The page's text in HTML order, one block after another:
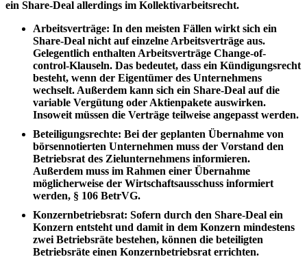
ein Share-Deal allerdings im Kollektivarbeitsrecht.
Arbeitsverträge: In den meisten Fällen wirkt sich ein
Share-Deal nicht auf einzelne Arbeitsverträge aus.
Gelegentlich enthalten Arbeitsverträge Change-of-
control-Klauseln. Das bedeutet, dass ein Kündigungsrecht
besteht, wenn der Eigentümer des Unternehmens
wechselt. Außerdem kann sich ein Share-Deal auf die
variable Vergütung oder Aktienpakete auswirken.
Insoweit müssen die Verträge teilweise angepasst werden.
Beteiligungsrechte: Bei der geplanten Übernahme von
börsennotierten Unternehmen muss der Vorstand den
Betriebsrat des Zielunternehmens informieren.
Außerdem muss im Rahmen einer Übernahme
möglicherweise der Wirtschaftsausschuss informiert
werden, § 106 BetrVG.
Konzernbetriebsrat: Sofern durch den Share-Deal ein
Konzern entsteht und damit in dem Konzern mindestens
zwei Betriebsräte bestehen, können die beteiligten
Betriebsräte einen Konzernbetriebsrat errichten.